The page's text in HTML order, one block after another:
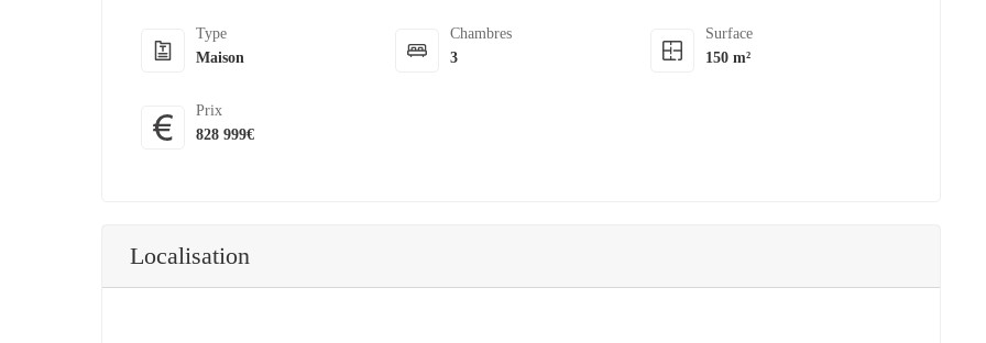
Type
Maison
Chambres
3
Surface
150 m²
Prix
828 999€
Localisation